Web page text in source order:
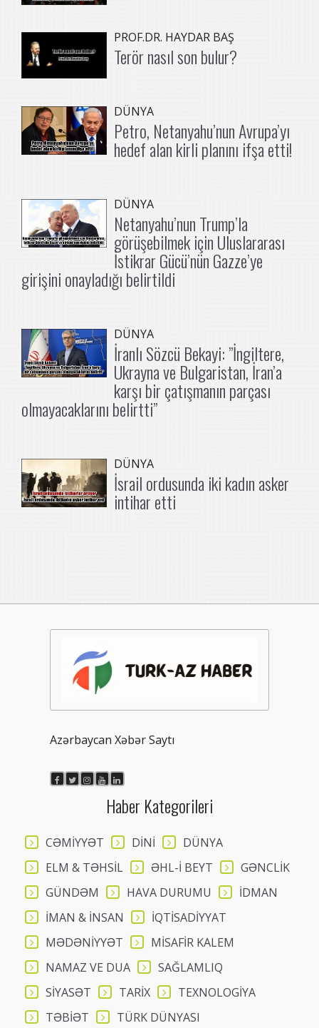
PROF.DR. HAYDAR BAŞ
Terör nasıl son bulur?
DÜNYA
Petro, Netanyahu’nun Avrupa’yı
hedef alan kirli planını ifşa etti!
DÜNYA
Netanyahu’nun Trump’la
görüşebilmek için Uluslararası
İstikrar Gücü’nün Gazze’ye
girişini onayladığı belirtildi
DÜNYA
İranlı Sözcü Bekayi: ”İngiltere,
Ukrayna ve Bulgaristan, İran’a
karşı bir çatışmanın parçası
olmayacaklarını belirtti”
DÜNYA
İsrail ordusunda iki kadın asker
intihar etti
Azərbaycan Xəbər Saytı
Haber Kategorileri
CƏMİYYƏT DİNİ
DÜNYA
ELM & TƏHSİL
ƏHL-İ BEYT
GƏNCLİK
GÜNDƏM
HAVA DURUMU
İDMAN
İMAN & İNSAN
İQTİSADİYYAT
MƏDƏNİYYƏT
MİSAFİR KALEM
NAMAZ VE DUA
SAĞLAMLIQ
SİYASƏT
TARİX
TEXNOLOGİYA
TƏBİƏT
TÜRK DÜNYASI